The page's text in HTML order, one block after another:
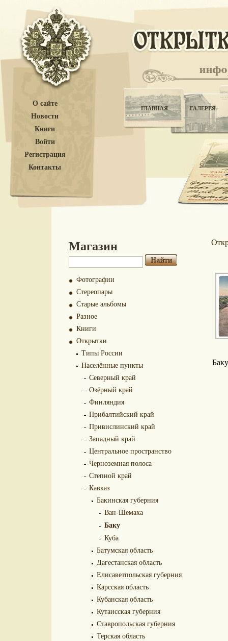
О сайте
Новости
Книги
Войти
Регистрация
Контакты
ГЛАВНАЯ ГАЛЕРЕЯ
Магазин
Фотографии
Стереопары
Старые альбомы
Разное
Книги
Открытки
Типы России
Населённые пункты
Северный край
Озёрный край
Финляндия
Прибалтийский край
Привислинский край
Западный край
Центральное пространство
Черноземная полоса
Степной край
Кавказ
Бакинская губерния
Ван-Шемаха
Баку
Куба
Батумская область
Дагестанская область
Елисаветпольская губерния
Карсская область
Кубанская область
Кутаисская губерния
Ставропольская губерния
Терская область